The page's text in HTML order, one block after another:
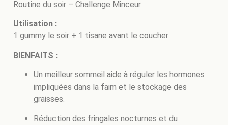
Routine du soir – Challenge Minceur
Utilisation :
1 gummy le soir + 1 tisane avant le coucher
BIENFAITS :
Un meilleur sommeil aide à réguler les hormones
impliquées dans la faim et le stockage des
graisses.
Réduction des fringales nocturnes et du